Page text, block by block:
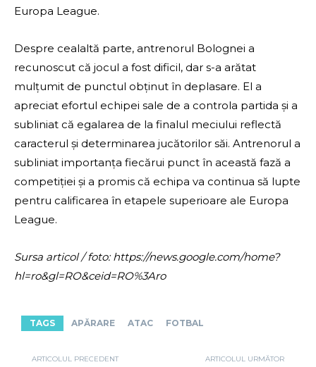
Europa League.
Despre cealaltă parte, antrenorul Bolognei a
recunoscut că jocul a fost dificil, dar s-a arătat
mulțumit de punctul obținut în deplasare. El a
apreciat efortul echipei sale de a controla partida și a
subliniat că egalarea de la finalul meciului reflectă
caracterul și determinarea jucătorilor săi. Antrenorul a
subliniat importanța fiecărui punct în această fază a
competiției și a promis că echipa va continua să lupte
pentru calificarea în etapele superioare ale Europa
League.
Sursa articol / foto: https://news.google.com/home?
hl=ro&gl=RO&ceid=RO%3Aro
TAGS APĂRARE ATAC FOTBAL
ARTICOLUL PRECEDENT ARTICOLUL URMĂTOR